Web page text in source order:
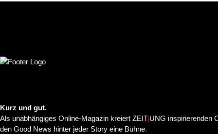
Kurz und gut.
Als unabhängiges Online-Magazin kreiert ZEITjUNG inspirierenden
den Good News hinter jeder Story eine Bühne.